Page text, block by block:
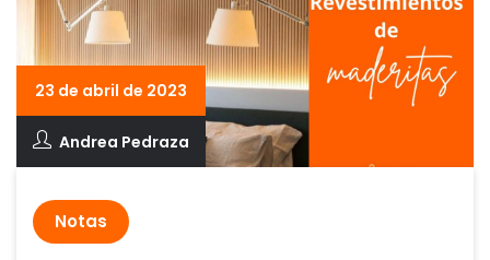
23 de abril de 2023
Andrea Pedraza
Notas